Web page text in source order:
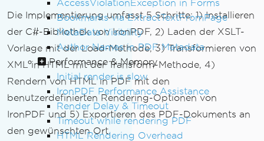
AccessViolationException in Forms
Bookmarks via ExtractTextFromPage
MetaData Visibility
Author Names in PDF Metadata
Performance & Memory
Initial render is slow
IronPDF Performance Assistance
Render Delay & Timeout
Timeout while rendering PDF
HTML Rendering Overhead
Die Implementierung umfasst 5 Schritte: 1) Installieren
der C#-Bibliothek von IronPDF, 2) Laden der XSLT-
Vorlage mit der Load-Methode, 3) Transformieren von
XML in HTML mit der Transform-Methode, 4)
Rendern von HTML in PDF mit den
benutzerdefinierten Rendering-Optionen von
IronPDF und 5) Exportieren des PDF-Dokuments an
den gewünschten Ort.